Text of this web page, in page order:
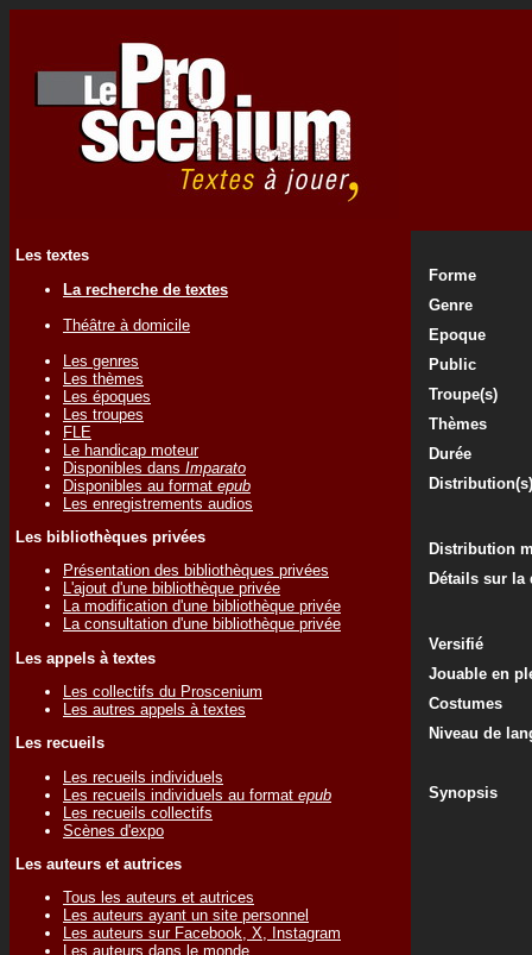
Les textes
La recherche de textes
Théâtre à domicile
Les genres
Les thèmes
Les époques
Les troupes
FLE
Le handicap moteur
Disponibles dans Imparato
Disponibles au format epub
Les enregistrements audios
Les bibliothèques privées
Présentation des bibliothèques privées
L'ajout d'une bibliothèque privée
La modification d'une bibliothèque privée
La consultation d'une bibliothèque privée
Les appels à textes
Les collectifs du Proscenium
Les autres appels à textes
Les recueils
Les recueils individuels
Les recueils individuels au format epub
Les recueils collectifs
Scènes d'expo
Les auteurs et autrices
Tous les auteurs et autrices
Les auteurs ayant un site personnel
Les auteurs sur Facebook, X, Instagram
Les auteurs dans le monde
Forme
Genre
Epoque
Public
Troupe(s)
Thèmes
Durée
Distribution(s)
Distribution
Détails sur
Versifié
Jouable en
Costumes
Niveau de
Synopsis